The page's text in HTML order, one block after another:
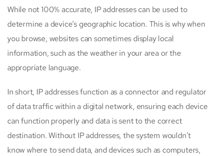
While not 100% accurate, IP addresses can be used to
determine a device’s geographic location. This is why when
you browse, websites can sometimes display local
information, such as the weather in your area or the
appropriate language.
In short, IP addresses function as a connector and regulator
of data traffic within a digital network, ensuring each device
can function properly and data is sent to the correct
destination. Without IP addresses, the system wouldn’t
know where to send data, and devices such as computers,